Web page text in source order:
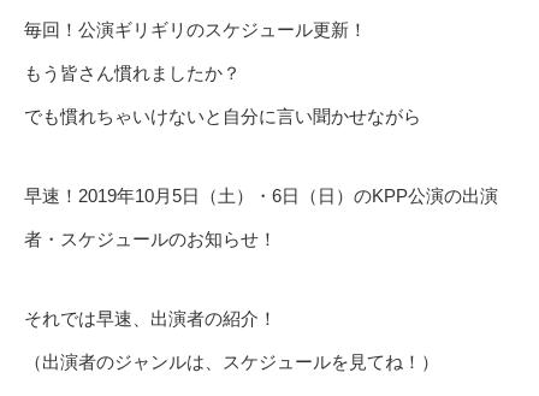
毎回！公演ギリギリのスケジュール更新！
もう皆さん慣れましたか？
でも慣れちゃいけないと自分に言い聞かせながら
早速！2019年10月5日（土）・6日（日）のKPP公演の出演
者・スケジュールのお知らせ！
それでは早速、出演者の紹介！
（出演者のジャンルは、スケジュールを見てね！）